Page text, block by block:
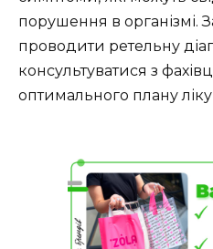
порушення в організмі.
проводити ретельну
консультуватися з
оптимального плану